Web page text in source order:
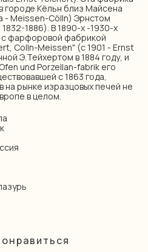
городе Кёльн близ Майсена
- Meissen-Cölln) Эрнстом
1886). В 1890-х -1930-х
с фарфоровой фабрикой
Colln-Meissen" (с 1901 - Ernst
Э.Тейхертом в 1884 году, и
und Porzellan-fabrik его
с 1863 года,
на рынке изразцовых печей не
в целом.